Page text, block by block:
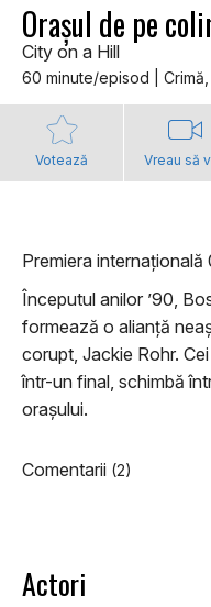
Orașul de pe
City on a Hill
60 minute/episod |
Votează Vreau să
Premiera internațională
Începutul anilor ’90,
formează o alianță
corupt, Jackie Rohr.
într-un final, schimbă
orașului.
Comentarii (2)
Actori